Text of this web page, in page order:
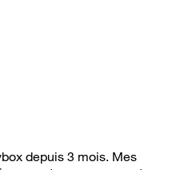
depuis 3 mois. Mes